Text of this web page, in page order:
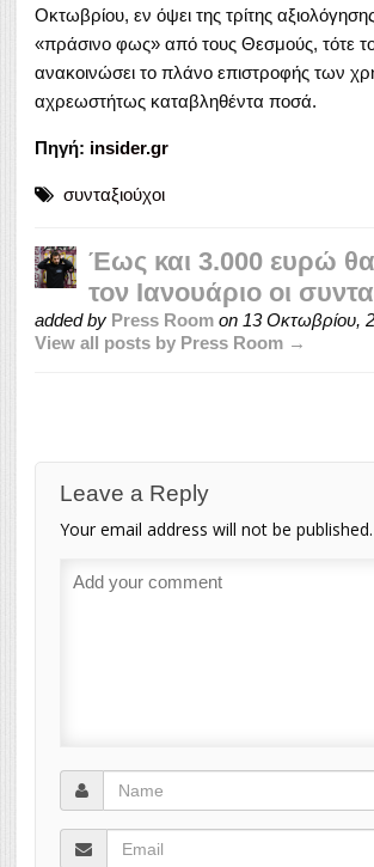
Οκτωβρίου, εν όψει της τρίτης
«πράσινο φως» από τους Θεσμούς, τότε
ανακοινώσει το πλάνο επιστροφής των
αχρεωστήτως καταβληθέντα ποσά.
Πηγή: insider.gr
συνταξιούχοι
Έως και 3.000 ευρώ
τον Ιανουάριο οι
added by Press Room on 13 Οκτωβρίου,
View all posts by Press Room →
Leave a Reply
Your email address will not be published.